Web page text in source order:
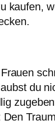
kaufen,
du